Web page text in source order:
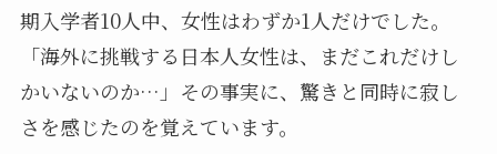
期入学者10人中、女性はわずか1人だけでした。
「海外に挑戦する日本人女性は、まだこれだけし
かいないのか…」その事実に、驚きと同時に寂し
さを感じたのを覚えています。